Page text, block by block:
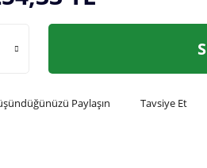
Paylaşın Tavsiye Et